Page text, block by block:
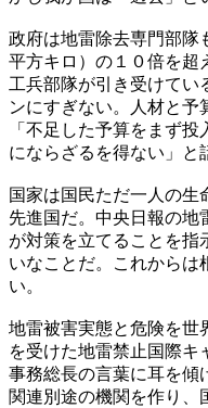
政府は地雷除去専門部隊
平方キロ）の１０倍を超
工兵部隊が引き受けてい
ンにすぎない。人材と予
「不足した予算をまず
にならざるを得ない」と
国家は国民ただ一人の生
先進国だ。中央日報の地
が対策を立てることを指
いなことだ。これからは
い。
地雷被害実態と危険を世
を受けた地雷禁止国際キ
事務総長の言葉に耳を傾
関連別途の機関を作り、